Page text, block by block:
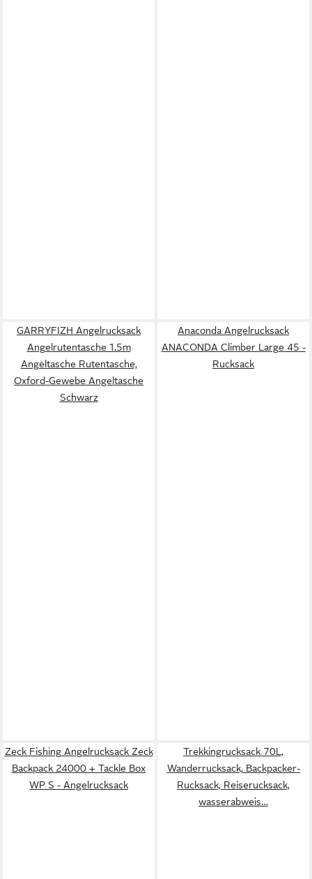
GARRYFIZH Angelrucksack
Angelrutentasche 1.5m
Angeltasche Rutentasche,
Oxford-Gewebe Angeltasche
Schwarz
Anaconda Angelrucksack
ANACONDA Climber Large 45 -
Rucksack
Zeck Fishing Angelrucksack Zeck
Backpack 24000 + Tackle Box
WP S - Angelrucksack
Trekkingrucksack 70L,
Wanderrucksack, Backpacker-
Rucksack, Reiserucksack,
wasserabweis…